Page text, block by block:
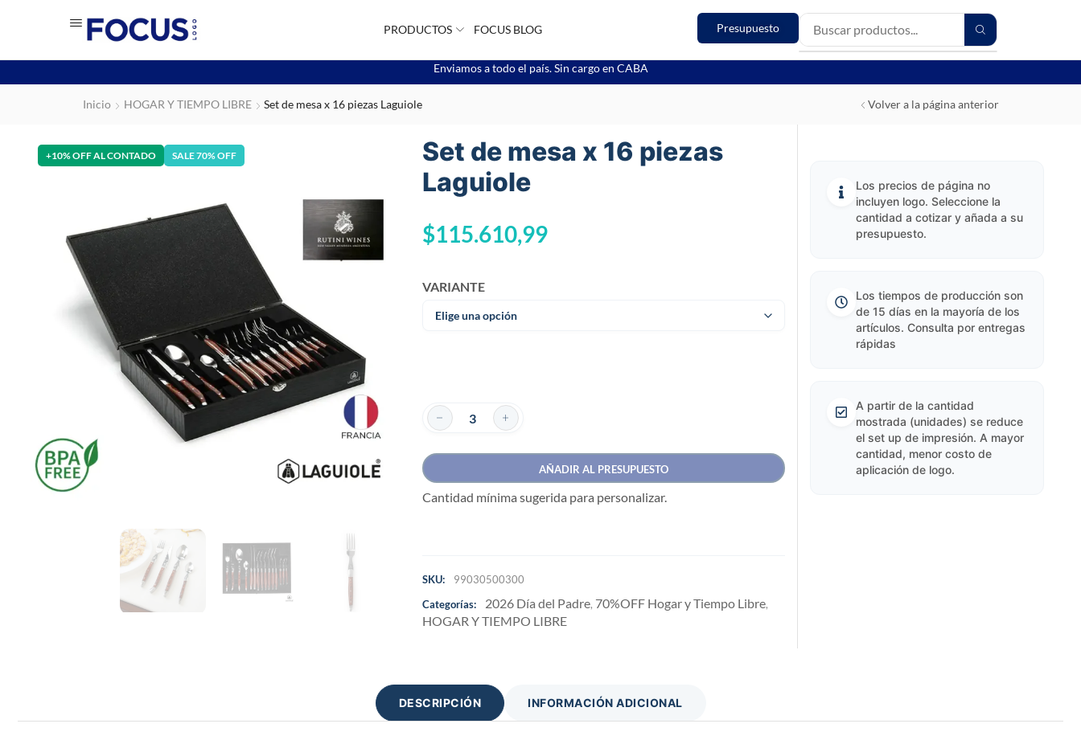
PRODUCTOS FOCUS BLOG Presupuesto
Enviamos a todo el país. Sin cargo en CABA
Inicio HOGAR Y TIEMPO LIBRE Set de mesa x 16 piezas Laguiole Volver a la página anterior
+10% OFF AL CONTADO SALE 70% OFF
Set de mesa x 16 piezas
Laguiole
$115.610,99
VARIANTE
AÑADIR AL PRESUPUESTO
Cantidad mínima sugerida para personalizar.
SKU:
99030500300
Categorías:
2026 Día del Padre, 70%OFF Hogar y Tiempo Libre,
HOGAR Y TIEMPO LIBRE
Los precios de página no
incluyen logo. Seleccione la
cantidad a cotizar y añada a su
presupuesto.
Los tiempos de producción son
de 15 días en la mayoría de los
artículos. Consulta por entregas
rápidas
A partir de la cantidad
mostrada (unidades) se reduce
el set up de impresión. A mayor
cantidad, menor costo de
aplicación de logo.
DESCRIPCIÓN INFORMACIÓN ADICIONAL